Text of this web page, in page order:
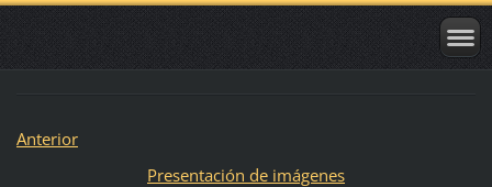
Anterior
Presentación de imágenes